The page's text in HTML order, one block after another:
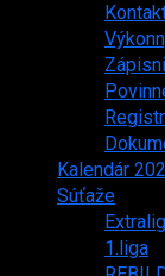
Kalendár
Súťaže
1.liga